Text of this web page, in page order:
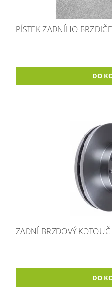
PÍSTEK ZADNÍHO BRZDIČE
ZADNÍ BRZDOVÝ KOTOUČ